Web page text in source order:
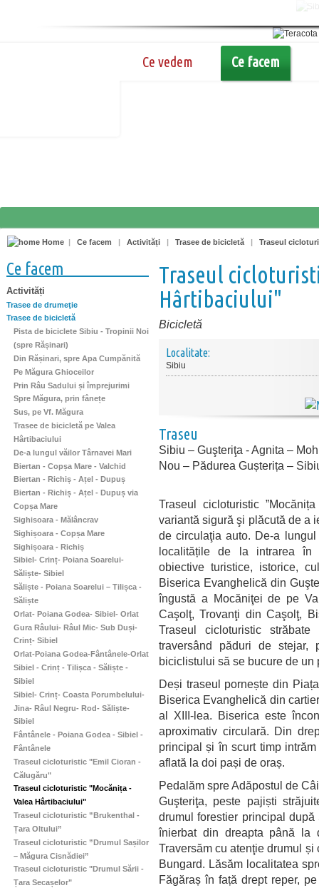
Ce vedem Ce facem
Home | Ce facem | Activități | Trasee de bicicletă | Traseul
Ce facem
Activități
Trasee de drumeţie
Trasee de bicicletă
Pista de biciclete Sibiu - Tropinii Noi
(spre Rășinari)
Din Rășinari, spre Apa Cumpănită
Pe Măgura Ghioceilor
Prin Râu Sadului și împrejurimi
Spre Măgura, prin fânețe
Sus, pe Vf. Măgura
Trasee de bicicletă pe Valea
Hârtibaciului
De-a lungul văilor Târnavei Mari
Biertan - Copșa Mare - Valchid
Biertan - Richiș - Ațel - Dupuș
Biertan - Richiș - Ațel - Dupuș via
Copșa Mare
Sighisoara - Mălâncrav
Sighișoara - Copșa Mare
Sighișoara - Richiș
Sibiel- Crinț- Poiana Soarelui-
Săliște- Sibiel
Săliște - Poiana Soarelui – Tilișca -
Săliște
Orlat- Poiana Godea- Sibiel- Orlat
Gura Râului- Râul Mic- Sub Duși-
Crinț- Sibiel
Orlat-Poiana Godea-Fântânele-Orlat
Sibiel - Crinț - Tilișca - Săliște -
Sibiel
Sibiel- Crinț- Coasta Porumbelului-
Jina- Râul Negru- Rod- Săliște-
Sibiel
Fântânele - Poiana Godea - Sibiel -
Fântânele
Traseul cicloturistic "Emil Cioran -
Călugăru"
Traseul cicloturistic "Mocănița -
Valea Hârtibaciului"
Traseul cicloturistic ”Brukenthal -
Țara Oltului”
Traseul cicloturistic ”Drumul Sașilor
– Măgura Cisnădiei”
Traseul cicloturistic "Drumul Sării -
Țara Secașelor"
Traseul
Hârtibaciului"
Bicicletă
Localitate:
Sibiu
Traseu
Sibiu – Guşteriţa - Agnita –
Nou – Pădurea Gușterița –
Traseul cicloturistic
variantă sigură şi plăcută de a
de circulaţia auto. De-a
localitățile de la intrarea în
obiective turistice, istorice,
Biserica Evanghelică din
îngustă a Mocăniţei de pe
Caşolţ, Trovanţi din Caşolţ,
Traseul cicloturistic
traversând păduri de
biciclistului să se bucure de
Deși traseul pornește din
Biserica Evanghelică din
al XIII-lea. Biserica este
aproximativ circulară. Din
principal și în scurt timp
aflată la doi pași de oraș.
Pedalăm spre Adăpostul de
Guşteriţa, peste pajiști
drumul forestier principal
înierbat din dreapta până la
Traversăm cu atenţie drumul
Bungard. Lăsăm localitatea
Făgăraș în față drept reper,